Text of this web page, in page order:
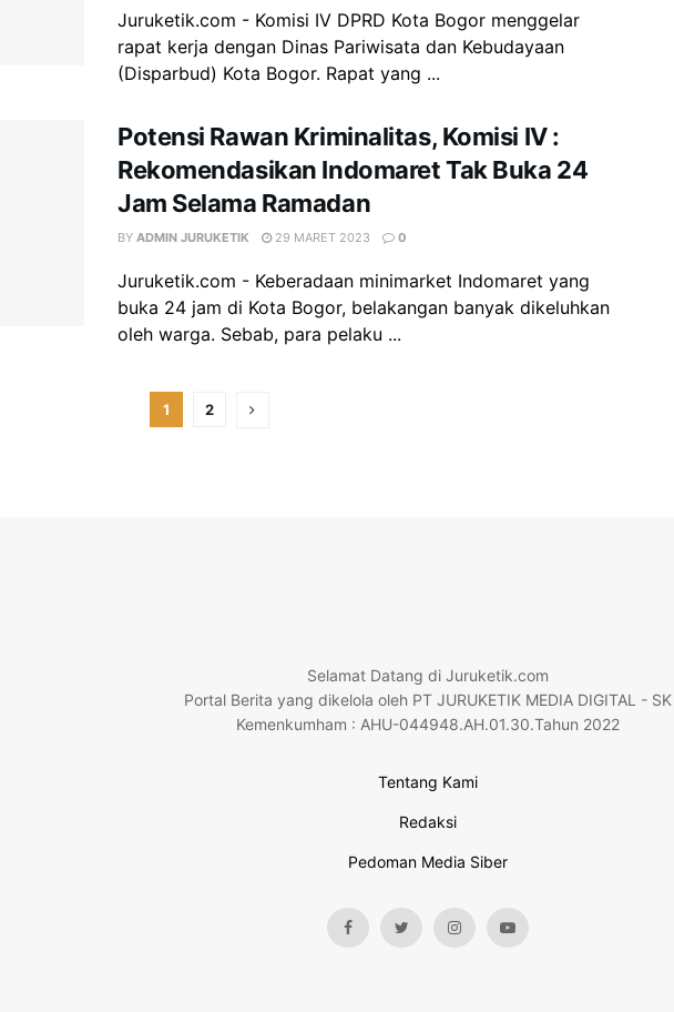
Juruketik.com - Komisi IV DPRD Kota Bogor menggelar
rapat kerja dengan Dinas Pariwisata dan Kebudayaan
(Disparbud) Kota Bogor. Rapat yang ...
Potensi Rawan Kriminalitas, Komisi IV :
Rekomendasikan Indomaret Tak Buka 24
Jam Selama Ramadan
BY ADMIN JURUKETIK 29 MARET 2023 0
Juruketik.com - Keberadaan minimarket Indomaret yang
buka 24 jam di Kota Bogor, belakangan banyak dikeluhkan
oleh warga. Sebab, para pelaku ...
1 2
Selamat Datang di Juruketik.com
Portal Berita yang dikelola oleh PT JURUKETIK MEDIA DIGITAL - SK
Kemenkumham : AHU-044948.AH.01.30.Tahun 2022
Tentang Kami
Redaksi
Pedoman Media Siber